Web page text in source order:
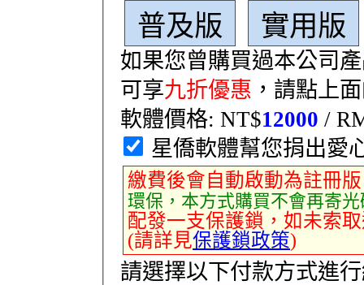
普及版 實用版
如果您曾購買過本公司
可享九折優惠 ，請點上
軟體價格: NT$12000 /
星僑軟體幫您捐出愛
繳費後會自動啟動為註冊
環保，本方式購買不會再寄
配發一支保護鎖，如未索
(請詳見保護鎖政策)
請選擇以下付款方式進